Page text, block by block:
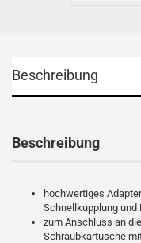
Beschreibung
Beschreibung
hochwertiges
Schnellkupplung und
zum Anschluss an
Schraubkartusche